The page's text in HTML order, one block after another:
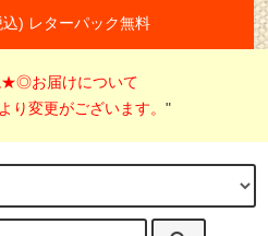
) レターパック無料
お届けについて
り変更がございます。"